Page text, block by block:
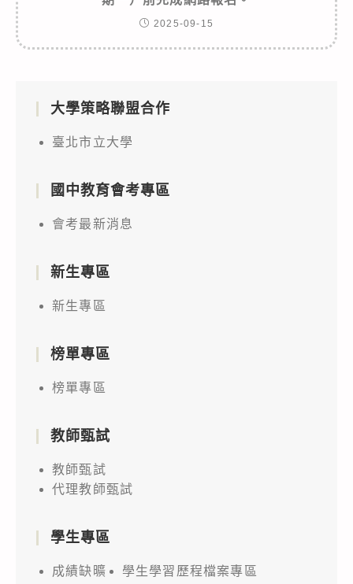
2025-09-15
大學策略聯盟合作
臺北市立大學
國中教育會考專區
會考最新消息
新生專區
新生專區
榜單專區
榜單專區
教師甄試
教師甄試
代理教師甄試
學生專區
成績缺曠
學生學習歷程檔案專區